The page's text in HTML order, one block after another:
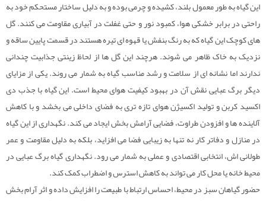
این گیاه به طور معمول بلند، کشیده و چرمی بوده و به دلیل ساختار مستحکم خود به
راحتی در برابر خشکی هوا، کمبود نور و حتی غفلت در آبیاری مقاومت می کنند. گل
های کوچک این گیاه که به رنگ بنفش یا قهوه ای تیره هستند در قسمت پایین ساقه و
نزدیک به خاک ظاهر می شوند. هرچند این گل ها از لحاظ زینتی جذابیت چندانی
ندارند اما نشانه ای از سلامت و رشد مناسب گیاه به شمار می روند. یکی از مزایای
دیگر برگ عبایی نقش آن در بهبود کیفیت هوای محیط است. این گیاه با جذب دی
اکسید کربن و تولید اکسیژن هوای تازه تری به فضای داخلی می بخشد و با کاهش
آلاینده ها و افزودن طراوت، فضایی آرامش بخش ایجاد می کند. نگهداری از این گیاه
در منازل و دفاتر کار نه تنها به زیبایی فضا می افزاید، بلکه به دلیل مقاومت و عمر
طولانی اش، انتخابی اقتصادی و عملی به شمار می رود. نگهداری گیاه برگ عبایی در
محیط خانه یا محل کار می تواند به کاهش استرس و اضطراب کمک کند.
حضور گیاهان سبز در محیط، احساس ارتباط با طبیعت را افزایش داده و اثر آرام بخش